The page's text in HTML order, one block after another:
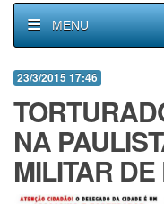
MENU
23/3/2015 17:46
NA
MILITAR